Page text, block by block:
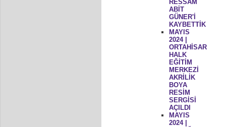
RESSAM
ABİT
GÜNER'İ
KAYBETTİK
MAYIS
2024 |
ORTAHİSAR
HALK
EĞİTİM
MERKEZİ
AKRİLİK
BOYA
RESİM
SERGİSİ
AÇILDI
MAYIS
2024 |